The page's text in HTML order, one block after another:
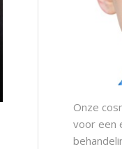
Onze
voor een